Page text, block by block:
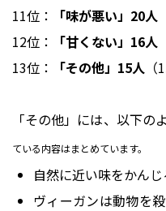
11位：
「味が悪い」20人
12位：
「甘くない」16人
13位：
「その他」15人
「その他」には、以下の
ている内容はまとめています。
自然に近い味をかんじ
ヴィーガンは動物を